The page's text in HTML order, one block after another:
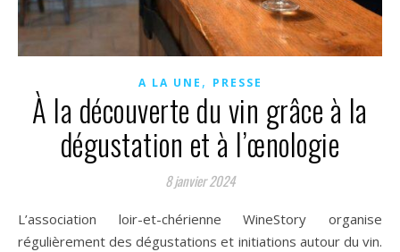
A LA UNE , PRESSE
À la découverte du vin grâce à la
dégustation et à l’œnologie
8 janvier 2024
L’association loir-et-chérienne WineStory organise
régulièrement des dégustations et initiations autour du vin.